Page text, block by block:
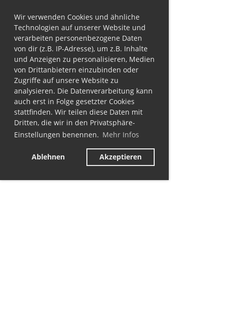
Wir verwenden Cookies und ähnliche
Technologien auf unserer Website und
verarbeiten personenbezogene Daten
von dir (z.B. IP-Adresse), um z.B. Inhalte
und Anzeigen zu personalisieren, Medien
von Drittanbietern einzubinden oder
Zugriffe auf unsere Website zu
analysieren. Die Datenverarbeitung kann
auch erst in Folge gesetzter Cookies
stattfinden. Wir teilen diese Daten mit
Dritten, die wir in den Privatsphäre-
Einstellungen benennen. Mehr Infos
Ablehnen Akzeptieren